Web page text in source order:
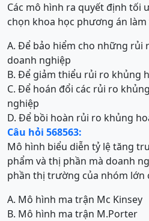
Các mô hình ra quyết định tối
chọn khoa học phương án làm
A. Để bảo hiểm cho những rủi
doanh nghiệp
B. Để giảm thiểu rủi ro khủng
C. Để hoán đổi các rủi ro
nghiệp
D. Để bồi hoàn rủi ro khủng
Câu hỏi 568563:
Mô hình biểu diễn tỷ lệ tăng
phẩm và thị phần mà doanh
phần thị trường của nhóm lớn
A. Mô hình ma trận Mc Kinsey
B. Mô hình ma trận M.Porter